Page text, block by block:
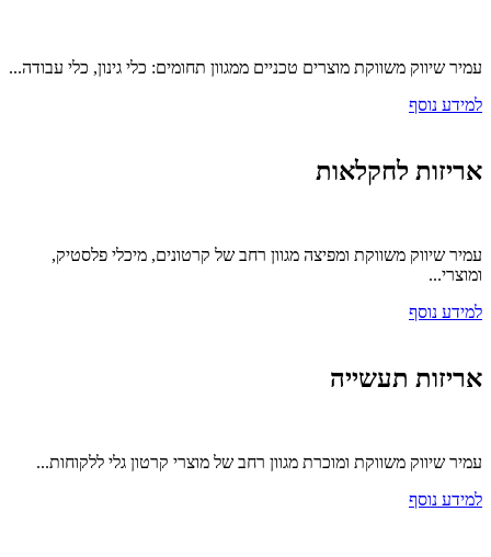
עמיר שיווק משווקת מוצרים טכניים ממגוון תחומים: כלי גינון, כלי עבודה...
למידע נוסף
אריזות לחקלאות
עמיר שיווק משווקת ומפיצה מגוון רחב של קרטונים, מיכלי פלסטיק,
ומוצרי...
למידע נוסף
אריזות תעשייה
עמיר שיווק משווקת ומוכרת מגוון רחב של מוצרי קרטון גלי ללקוחות...
למידע נוסף